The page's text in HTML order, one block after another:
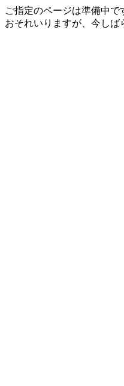
ご指定のページは準備中で
おそれいりますが、今しば